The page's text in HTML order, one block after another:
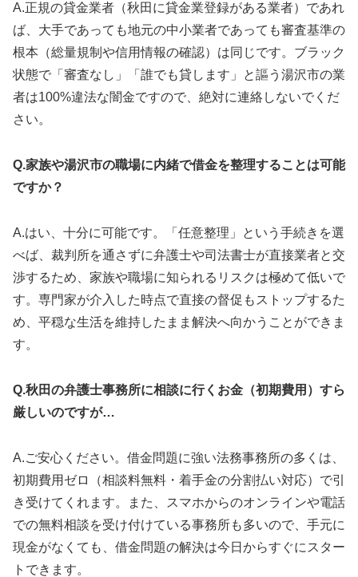
A.正規の貸金業者（秋田に貸金業登録がある業者）であれ
ば、大手であっても地元の中小業者であっても審査基準の
根本（総量規制や信用情報の確認）は同じです。ブラック
状態で「審査なし」「誰でも貸します」と謳う湯沢市の業
者は100%違法な闇金ですので、絶対に連絡しないでくだ
さい。
Q.家族や湯沢市の職場に内緒で借金を整理することは可能
ですか？
A.はい、十分に可能です。「任意整理」という手続きを選
べば、裁判所を通さずに弁護士や司法書士が直接業者と交
渉するため、家族や職場に知られるリスクは極めて低いで
す。専門家が介入した時点で直接の督促もストップするた
め、平穏な生活を維持したまま解決へ向かうことができま
す。
Q.秋田の弁護士事務所に相談に行くお金（初期費用）すら
厳しいのですが…
A.ご安心ください。借金問題に強い法務事務所の多くは、
初期費用ゼロ（相談料無料・着手金の分割払い対応）で引
き受けてくれます。また、スマホからのオンラインや電話
での無料相談を受け付けている事務所も多いので、手元に
現金がなくても、借金問題の解決は今日からすぐにスター
トできます。